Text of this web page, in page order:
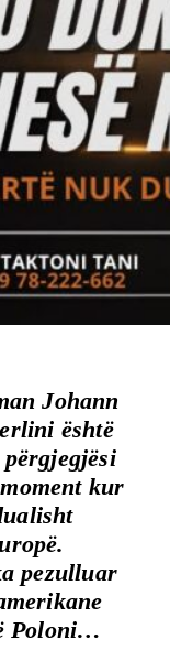
Johann
është
kur
pezulluar
Poloni…